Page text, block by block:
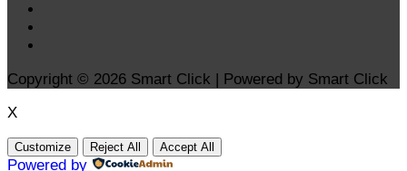
Copyright © 2026 Smart Click | Powered by Smart Click
X
Customize Reject All Accept All
Powered by